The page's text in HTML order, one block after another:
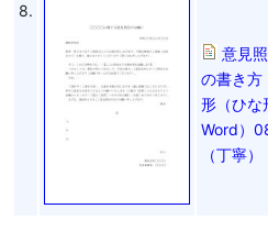
8.
意見
の書き方
形（ひな
Word）
（丁寧）